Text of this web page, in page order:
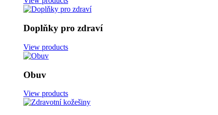
Doplňky pro zdraví
View products
Obuv
View products